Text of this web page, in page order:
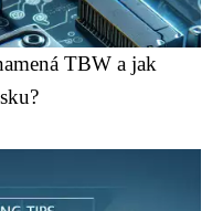
TBW a jak